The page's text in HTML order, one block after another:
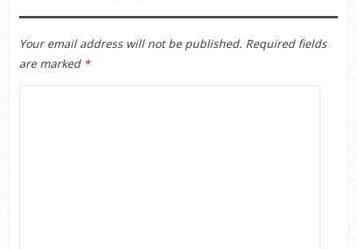
Your email address will not be published. Required fields
are marked *